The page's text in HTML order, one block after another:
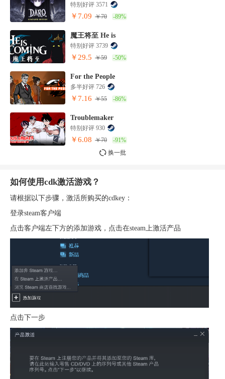
特别好评 3571
￥7.09 ￥70 -89%
魔王将至 He is
特别好评 3739
￥29.5 ￥59 -50%
For the People
多半好评 726
￥7.16 ￥55 -86%
Troublemaker
特别好评 930
￥6.08 ￥70
-91%
换一批
如何使用cdk激活游戏？
请根据以下步骤，激活所购买的cdkey：
登录steam客户端
点击客户端左下方的添加游戏，点击在steam上激活产品
点击下一步